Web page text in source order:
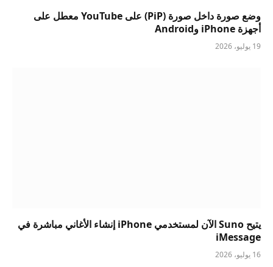
وضع صورة داخل صورة (PiP) على YouTube معطل على
أجهزة iPhone وAndroid
19 يوليو، 2026
يتيح Suno الآن لمستخدمي iPhone إنشاء الأغاني مباشرة في
iMessage
16 يوليو، 2026